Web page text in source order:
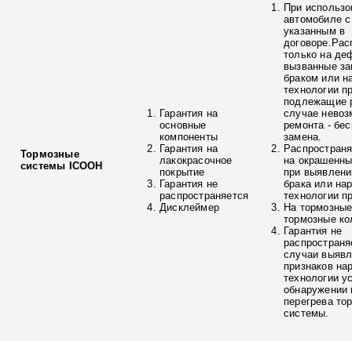
Тормозные
системы ICOOH
Гарантия на
основные
компоненты
Гарантия на
лакокрасочное
покрытие
Гарантия не
распространяется
Дисклеймер
При
автомобиле
указанным в
только на
вызванные
браком или
технологии
подлежащие
случае
ремонта -
замена.
на
при
брака или
технологии
На
тормозные
Гарантия не
случаи
признаков
технологии
обнаружении
перегрева
системы.